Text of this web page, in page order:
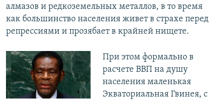
алмазов и редкоземельных металлов, в то время
как большинство населения живет в страхе перед
репрессиями и прозябает в крайней нищете.
При этом формально в
расчете ВВП на душу
населения маленькая
Экваториальная Гвинея, с